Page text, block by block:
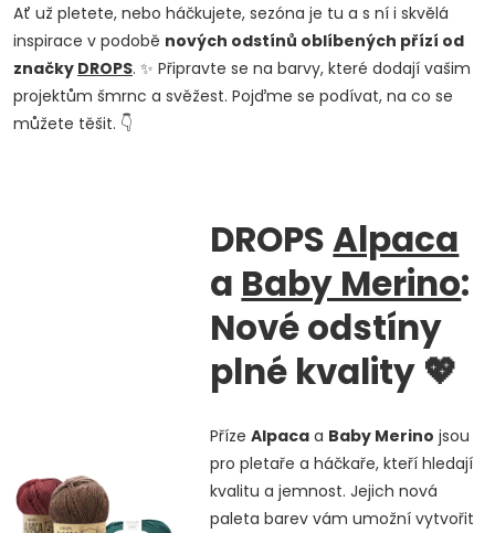
Ať už pletete, nebo háčkujete, sezóna je tu a s ní i skvělá
inspirace v podobě nových odstínů oblíbených přízí od
značky DROPS. ✨ Připravte se na barvy, které dodají vašim
projektům šmrnc a svěžest. Pojďme se podívat, na co se
můžete těšit. 👇
DROPSAlpaca
a Baby Merino:
Nové odstíny
plné kvality 💖
PřízeAlpaca a Baby Merino jsou
pro pletaře a háčkaře, kteří hledají
kvalitu a jemnost. Jejich nová
paleta barev vám umožní vytvořit